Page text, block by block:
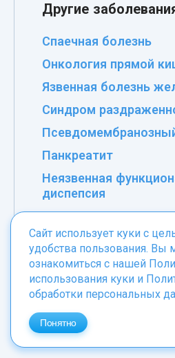
Другие
Спаечная болезнь
Онкология прямой
Язвенная болезнь
Синдром
Панкреатит
Неязвенная
диспепсия
Дуоденит
Дисбактериоз
Дивертикулез
Гастрит
Сайт использует куки с
удобства пользования. Вы
ознакомиться с нашей
использования куки и
обработки персональных
Понятно